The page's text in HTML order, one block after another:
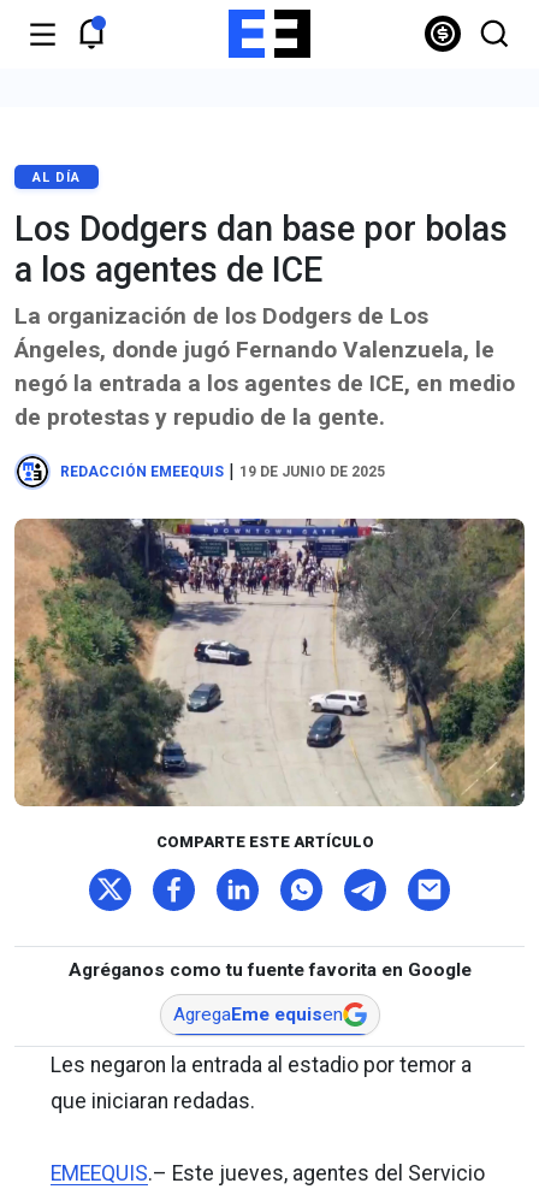
AL DÍA
Los Dodgers dan base por bolas
a los agentes de ICE
La organización de los Dodgers de Los
Ángeles, donde jugó Fernando Valenzuela, le
negó la entrada a los agentes de ICE, en medio
de protestas y repudio de la gente.
REDACCIÓN EMEEQUIS | 19 DE JUNIO DE 2025
COMPARTE ESTE ARTÍCULO
Agréganos como tu fuente favorita en Google
AgregaEme equisen
Les negaron la entrada al estadio por temor a
que iniciaran redadas.
EMEEQUIS.– Este jueves, agentes del Servicio